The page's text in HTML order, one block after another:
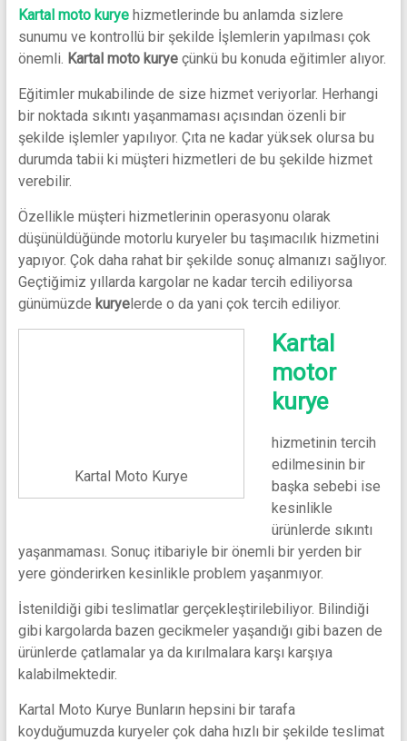
Kartal moto kurye hizmetlerinde bu anlamda sizlere
sunumu ve kontrollü bir şekilde İşlemlerin yapılması çok
önemli. Kartal moto kurye çünkü bu konuda eğitimler alıyor.
Eğitimler mukabilinde de size hizmet veriyorlar. Herhangi
bir noktada sıkıntı yaşanmaması açısından özenli bir
şekilde işlemler yapılıyor. Çıta ne kadar yüksek olursa bu
durumda tabii ki müşteri hizmetleri de bu şekilde hizmet
verebilir.
Özellikle müşteri hizmetlerinin operasyonu olarak
düşünüldüğünde motorlu kuryeler bu taşımacılık hizmetini
yapıyor. Çok daha rahat bir şekilde sonuç almanızı sağlıyor.
Geçtiğimiz yıllarda kargolar ne kadar tercih ediliyorsa
günümüzde kuryelerde o da yani çok tercih ediliyor.
Kartal Moto Kurye
Kartal
motor
kurye
hizmetinin tercih
edilmesinin bir
başka sebebi ise
kesinlikle
ürünlerde sıkıntı
yaşanmaması. Sonuç itibariyle bir önemli bir yerden bir
yere gönderirken kesinlikle problem yaşanmıyor.
İstenildiği gibi teslimatlar gerçekleştirilebiliyor. Bilindiği
gibi kargolarda bazen gecikmeler yaşandığı gibi bazen de
ürünlerde çatlamalar ya da kırılmalara karşı karşıya
kalabilmektedir.
Kartal Moto Kurye Bunların hepsini bir tarafa
koyduğumuzda kuryeler çok daha hızlı bir şekilde teslimat